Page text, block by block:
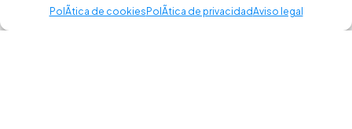
PolÃ­tica de cookies PolÃ­tica de privacidadAviso legal
SRM PASTILLA FRENO LEVEL